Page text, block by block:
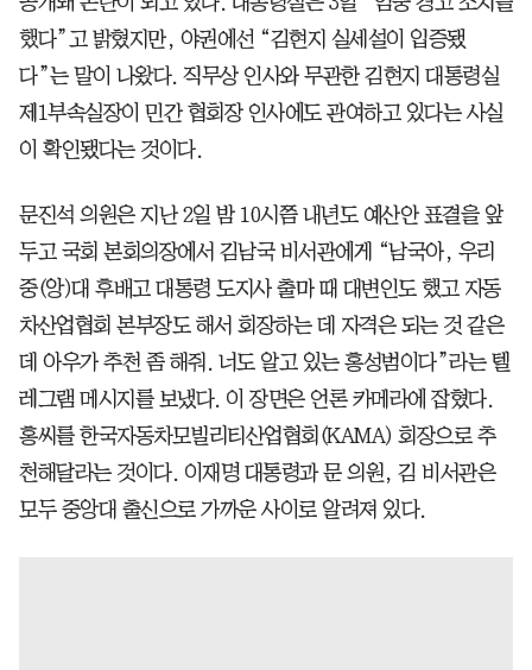
했다”고 밝혔지만, 야권에선 “김현지 실세설이 입증됐
다”는 말이 나왔다. 직무상 인사와 무관한 김현지 대통령실
제1부속실장이 민간 협회장 인사에도 관여하고 있다는 사실
이 확인됐다는 것이다.
문진석 의원은 지난 2일 밤 10시쯤 내년도 예산안 표결을 앞
두고 국회 본회의장에서 김남국 비서관에게 “남국아, 우리
중(앙)대 후배고 대통령 도지사 출마 때 대변인도 했고 자동
차산업협회 본부장도 해서 회장하는 데 자격은 되는 것 같은
데 아우가 추천 좀 해줘. 너도 알고 있는 홍성범이다”라는 텔
레그램 메시지를 보냈다. 이 장면은 언론 카메라에 잡혔다.
홍씨를 한국자동차모빌리티산업협회(KAMA) 회장으로 추
천해달라는 것이다. 이재명 대통령과 문 의원, 김 비서관은
모두 중앙대 출신으로 가까운 사이로 알려져 있다.